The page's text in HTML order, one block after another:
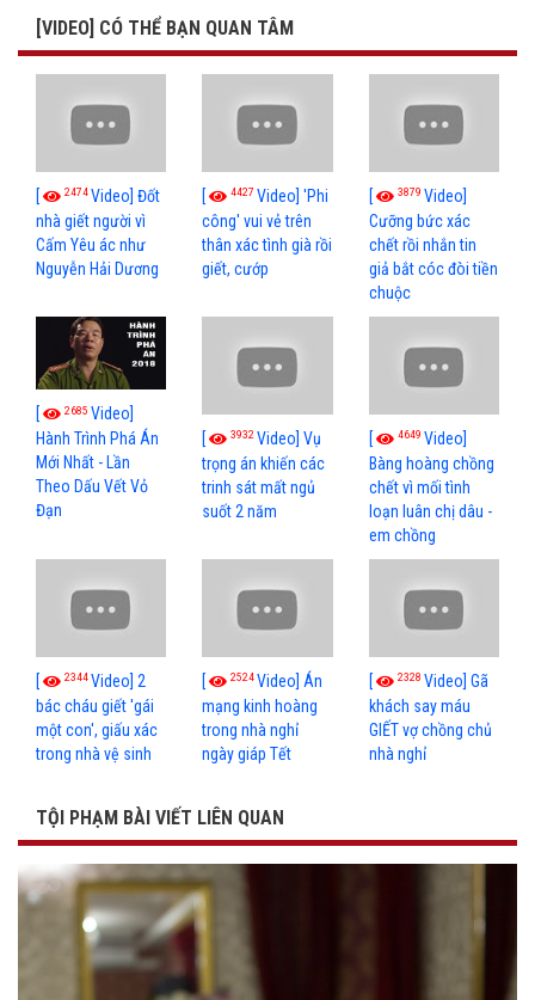
[VIDEO] CÓ THỂ BẠN QUAN TÂM
[ 2474Video] Đốt
nhà giết người vì
Cấm Yêu ác như
Nguyễn Hải Dương
[ 4427Video] 'Phi
công' vui vẻ trên
thân xác tình già rồi
giết, cướp
[ 3879 Video]
Cưỡng bức xác
chết rồi nhắn tin
giả bắt cóc đòi tiền
chuộc
[ 2685 Video]
Hành Trình Phá Án
Mới Nhất - Lần
Theo Dấu Vết Vỏ
Đạn
[ 3932Video] Vụ
trọng án khiến các
trinh sát mất ngủ
suốt 2 năm
[ 4649 Video]
Bàng hoàng chồng
chết vì mối tình
loạn luân chị dâu -
em chồng
[ 2344Video] 2
bác cháu giết 'gái
một con', giấu xác
trong nhà vệ sinh
[ 2524Video] Án
mạng kinh hoàng
trong nhà nghỉ
ngày giáp Tết
[ 2328 Video] Gã
khách say máu
GIẾT vợ chồng chủ
nhà nghỉ
TỘI PHẠM BÀI VIẾT LIÊN QUAN